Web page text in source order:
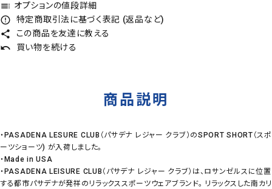
toc オプションの値段詳細
error_outline 特定商取引法に基づく表記 (返品など)
share この商品を友達に教える
undo 買い物を続ける
商品説明
・PASADENA LESURE CLUB（パサデナ レジャー クラブ）のSPORT SHORT（スポ
ーツショーツ) が入荷しました。
・Made in USA
・PASADENA LEISURE CLUB（パサデナ レジャー クラブ）は、ロサンゼルスに位置
する都市パサデナが発祥のリラックススポーツウェアブランド。 リラックスした南カリ